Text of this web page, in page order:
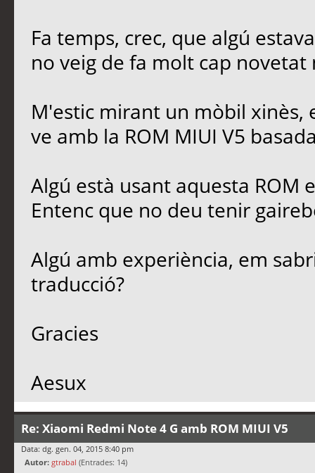
Fa temps, crec, que algú
no veig de fa molt cap
M'estic mirant un mòbil xinès,
ve amb la ROM MIUI V5
Algú està usant aquesta ROM
Entenc que no deu tenir
Algú amb experiència, em
traducció?
Gracies
Aesux
Re: Xiaomi Redmi Note 4 G amb ROM MIUI V5
Data: dg. gen. 04, 2015 8:40 pm
Autor: gtrabal (Entrades: 14)